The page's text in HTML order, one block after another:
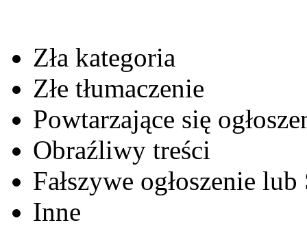
Zła kategoria
Złe tłumaczenie
Powtarzające się
Obraźliwy treści
Fałszywe ogłoszenie lub
Inne